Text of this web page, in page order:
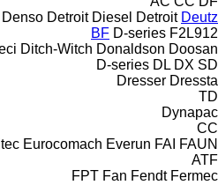
Denso Detroit Diesel Detroit Deutz
BF D-series F2L912
Ditch-Witch Donaldson Doosan
D-series DL DX SD
Dresser Dressta
TD
Dynapac
CC
Eurocomach Everun FAI FAUN
ATF
FPT Fan Fendt Fermec